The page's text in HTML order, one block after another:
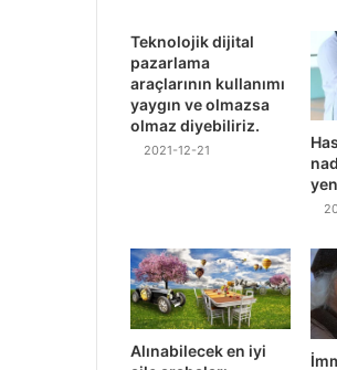
Teknolojik dijital
pazarlama
araçlarının kullanımı
yaygın ve olmazsa
olmaz diyebiliriz.
2021-12-21
Alınabilecek en iyi